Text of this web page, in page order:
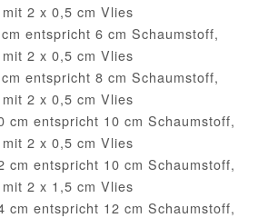
2 x 0,5 cm Vlies
entspricht 6 cm Schaumstoff,
2 x 0,5 cm Vlies
entspricht 8 cm Schaumstoff,
2 x 0,5 cm Vlies
cm entspricht 10 cm Schaumstoff,
2 x 0,5 cm Vlies
cm entspricht 10 cm Schaumstoff,
2 x 1,5 cm Vlies
cm entspricht 12 cm Schaumstoff,